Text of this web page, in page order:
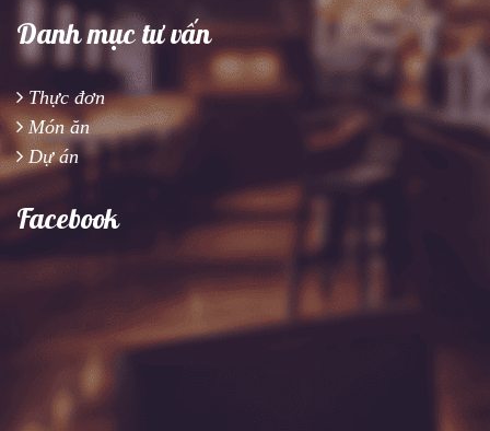
Danh mục tư vấn
Thực đơn
Món ăn
Dự án
Facebook